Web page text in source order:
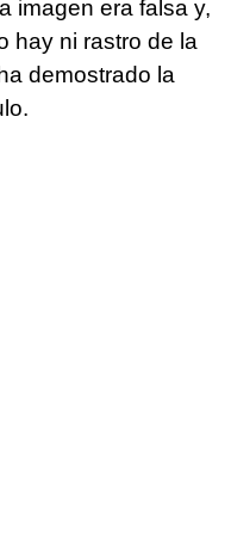
imagen era falsa y,
hay ni rastro de la
demostrado la